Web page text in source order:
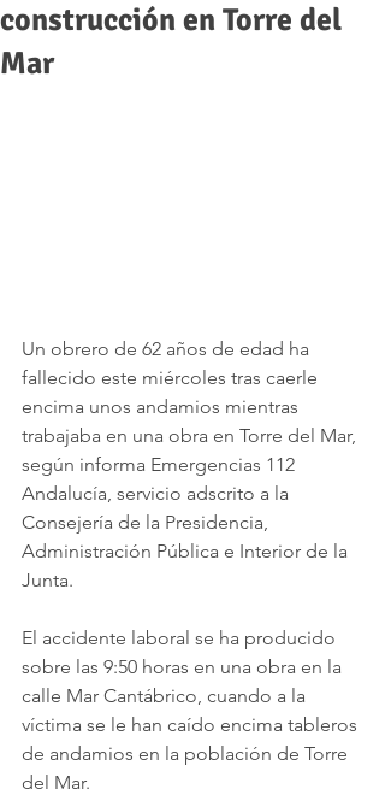
construcción en Torre del
Mar
Un obrero de 62 años de edad ha
fallecido este miércoles tras caerle
encima unos andamios mientras
trabajaba en una obra en Torre del Mar,
según informa Emergencias 112
Andalucía, servicio adscrito a la
Consejería de la Presidencia,
Administración Pública e Interior de la
Junta.
El accidente laboral se ha producido
sobre las 9:50 horas en una obra en la
calle Mar Cantábrico, cuando a la
víctima se le han caído encima tableros
de andamios en la población de Torre
del Mar.